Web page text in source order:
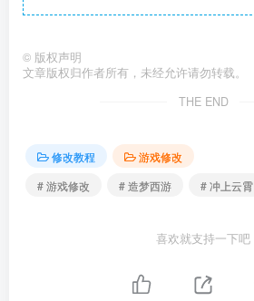
© 版权声明
文章版权归作者所有，未经允许请勿转载。
THE END
修改教程
游戏修改
# 游戏修改
# 造梦西游 # 冲上云霄
喜欢就支持一下吧